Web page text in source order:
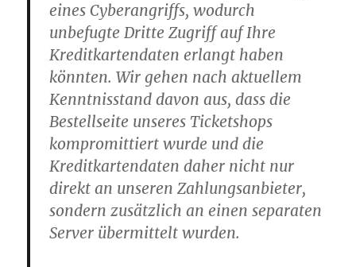
eines Cyberangriffs, wodurch
unbefugte Dritte Zugriff auf Ihre
Kreditkartendaten erlangt haben
könnten. Wir gehen nach aktuellem
Kenntnisstand davon aus, dass die
Bestellseite unseres Ticketshops
kompromittiert wurde und die
Kreditkartendaten daher nicht nur
direkt an unseren Zahlungsanbieter,
sondern zusätzlich an einen separaten
Server übermittelt wurden.